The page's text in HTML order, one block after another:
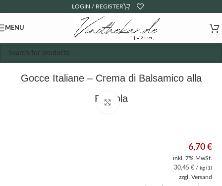
LOGIN / REGISTER
MENU
Gocce Italiane – Crema di Balsamico alla
FragolaClick to enlarge
6,70 €
inkl. 7% MwSt.
30,45 € / kg (1)
zzgl. Versand